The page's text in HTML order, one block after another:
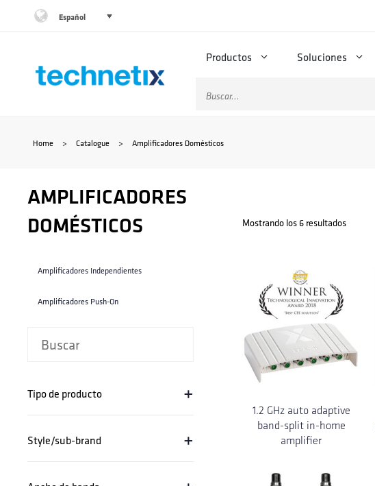
contenido
Español
Productos Soluciones
Buscar:
Home > Catalogue > Amplificadores Domésticos
Mostrando los 6 resultados
1.2 GHz auto adaptive
band-split in-home
amplifier
AMPLIFICADORES
DOMÉSTICOS
Amplificadores Independientes
Amplificadores Push-On
Tipo de producto +
Style/sub-brand +